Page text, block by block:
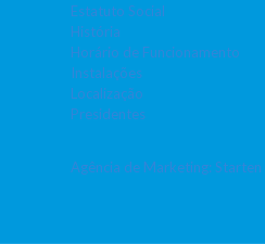
Estatuto Social
História
Horário de Funcionamento
Instalações
Localização
Presidentes
Agência de Marketing: Starten